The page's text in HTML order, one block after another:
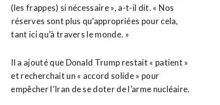
(les frappes) si nécessaire », a-t-il dit. « Nos
⁠réserves sont plus qu’appropriées pour cela,
tant ici qu’à travers le monde. »
Il a ajouté que Donald Trump restait « patient »
et recherchait un « accord solide » pour
empêcher l’Iran de se doter de l’arme nucléaire.